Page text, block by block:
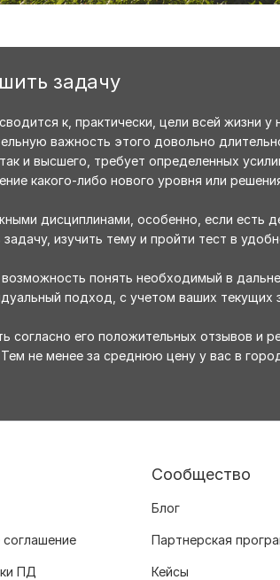
задачу
к, практически, цели всей жизни
важность этого довольно
и высшего, требует определенных
какого-либо нового уровня или
дисциплинами, особенно, если есть
изучить тему и пройти тест в
понять необходимый в
подход, с учетом ваших текущих
согласно его положительных отзывов и
не менее за среднюю цену у вас в
ПД
Сообщество
Блог
Партнерская
Кейсы